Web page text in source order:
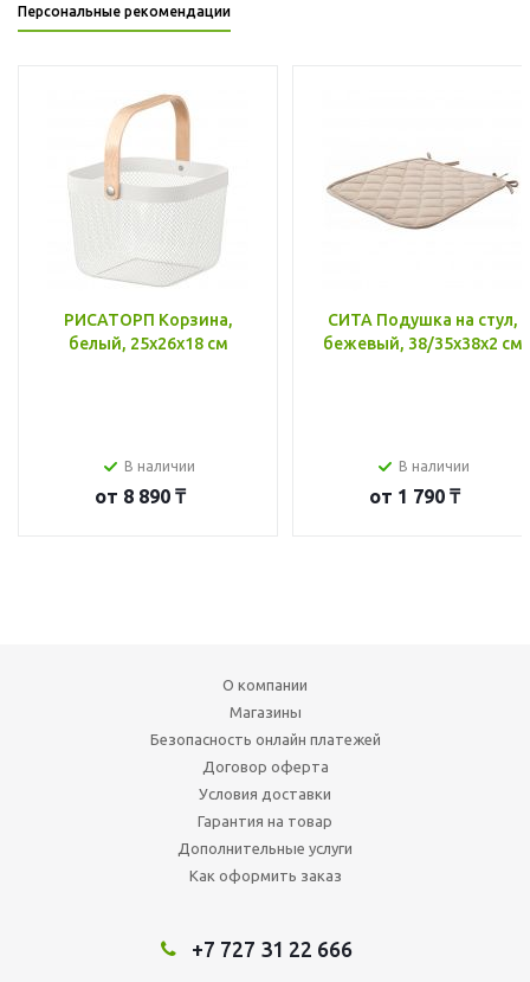
Персональные рекомендации
РИСАТОРП Корзина,
белый, 25x26x18 см
В наличии
от 8 890 ₸
СИТА Подушка на стул,
бежевый, 38/35x38x2 см
В наличии
от 1 790 ₸
О компании
Магазины
Безопасность онлайн платежей
Договор оферта
Условия доставки
Гарантия на товар
Дополнительные услуги
Как оформить заказ
+7 727 31 22 666